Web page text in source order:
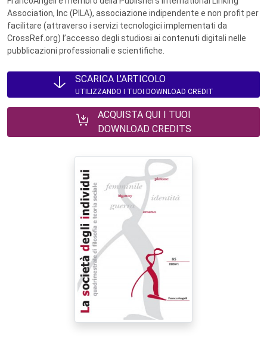
Association, Inc (PILA), associazione indipendente e non profit per
facilitare (attraverso i servizi tecnologici implementati da
CrossRef.org) l’accesso degli studiosi ai contenuti digitali nelle
pubblicazioni professionali e scientifiche.
SCARICA L'ARTICOLO
UTILIZZANDO I TUOI DOWNLOAD CREDIT
ACQUISTA QUI I TUOI
DOWNLOAD CREDITS